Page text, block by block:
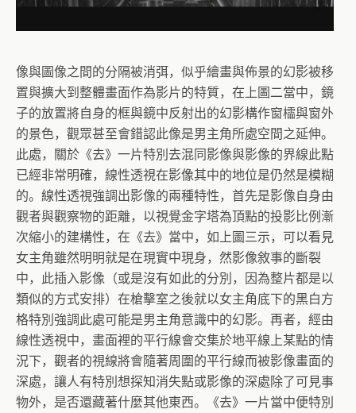
像與圖像之間的分隔被消弭，似乎繪畫與佈景的幻影被移
置與擴大到整體畫面作為影片的特質，在上圖二當中，鏡
子的放置將自身的框與鏡中反射出的幻影構作窗櫺與窗外
的景色，觀眾甚至會錯認此像是男主角所處空間之延伸。
此處，關於《去》一片特別去混同影像與影像的界線此點
已經非常明確，線性透視在影像其中的地位是仍然是模糊
的。線性透視強調出影像的兩種特性，首先是影像自身由
觀者與觀察物的距離，以視覺金字塔為頂點的投影比例漸
次縮小的建構性，在《去》當中，如上圖三示，可以看見
女主角雖然明明就是在現實中現身，然影像敘事的斷裂
中，此插入影像（或是沒有如此的分別，因為整片都是以
類似的方式安排）在槍擊室之後就以女主角底下的黑白方
格特別強調此處可能是男主角意識中的幻影。再者，經由
線性透視中，畫面裡的平行線會交集於地平線上某點的情
況下，觀者的視線將會隨著周圍的平行線而被影像畫面的
深處，讓人有特別想探知消失點或影像的深處除了可見事
物外，是否還藏著什麼其他東西。《去》一片當中便特別